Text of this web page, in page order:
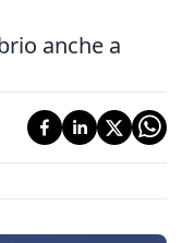
anche a